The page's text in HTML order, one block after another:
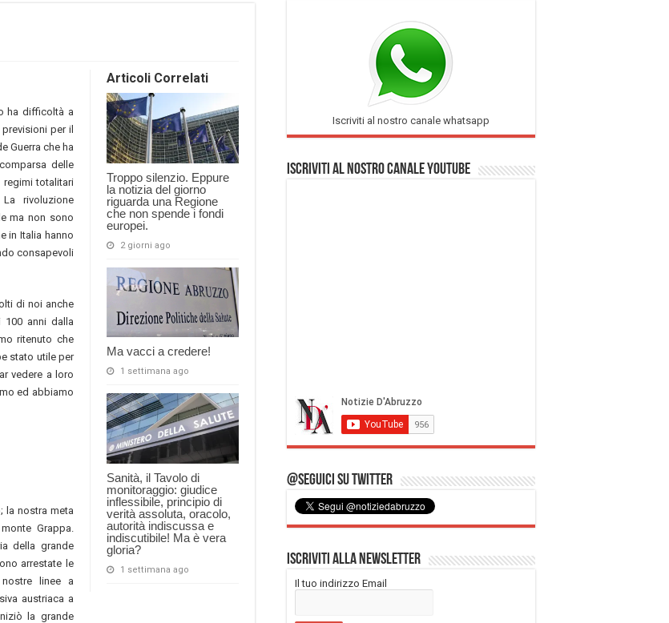
Articoli Correlati
Troppo silenzio. Eppure
la notizia del giorno
riguarda una Regione
che non spende i fondi
europei.
2 giorni ago
Ma vacci a credere!
1 settimana ago
Sanità, il Tavolo di
monitoraggio: giudice
inflessibile, principio di
verità assoluta, oracolo,
autorità indiscussa e
indiscutibile! Ma è vera
gloria?
1 settimana ago
ha difficoltà a
per il
Guerra che ha
delle
regimi totalitari
rivoluzione
ma non sono
in Italia hanno
consapevoli
di noi anche
anni dalla
ritenuto che
stato utile per
vedere a loro
ed abbiamo
la nostra meta
Grappa.
della grande
arrestate le
linee a
austriaca a
la grande
Iscriviti al nostro canale whatsapp
Iscriviti al nostro Canale Youtube
@Seguici su Twitter
Iscriviti alla Newsletter
Il tuo indirizzo Email